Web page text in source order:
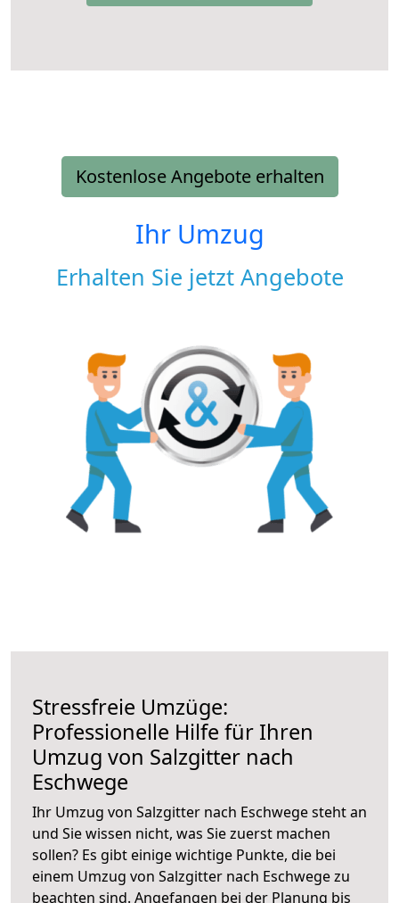
Kostenlose Angebote erhalten
Ihr Umzug
Erhalten Sie jetzt Angebote
Stressfreie Umzüge:
Professionelle Hilfe für Ihren
Umzug von Salzgitter nach
Eschwege
Ihr Umzug von Salzgitter nach Eschwege steht an
und Sie wissen nicht, was Sie zuerst machen
sollen? Es gibt einige wichtige Punkte, die bei
einem Umzug von Salzgitter nach Eschwege zu
beachten sind. Angefangen bei der Planung bis